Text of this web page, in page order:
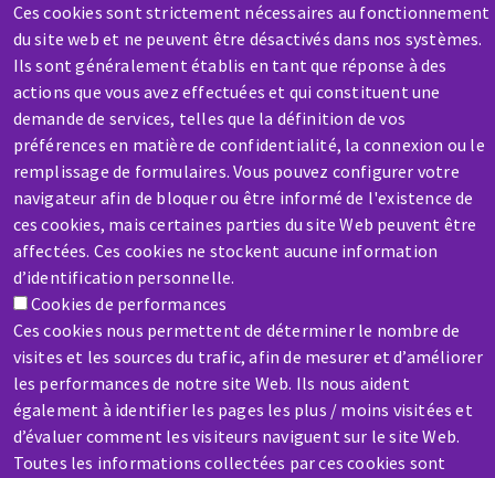
Ces cookies sont strictement nécessaires au fonctionnement
du site web et ne peuvent être désactivés dans nos systèmes.
Ils sont généralement établis en tant que réponse à des
actions que vous avez effectuées et qui constituent une
demande de services, telles que la définition de vos
préférences en matière de confidentialité, la connexion ou le
remplissage de formulaires. Vous pouvez configurer votre
navigateur afin de bloquer ou être informé de l'existence de
ces cookies, mais certaines parties du site Web peuvent être
affectées. Ces cookies ne stockent aucune information
d’identification personnelle.
Cookies de performances
Ces cookies nous permettent de déterminer le nombre de
visites et les sources du trafic, afin de mesurer et d’améliorer
les performances de notre site Web. Ils nous aident
également à identifier les pages les plus / moins visitées et
d’évaluer comment les visiteurs naviguent sur le site Web.
Toutes les informations collectées par ces cookies sont
AIDE & CONTACT
Une question ? Un renseignement ?
Contactez-nous
SAV / RÉPARATION
Une machine cassée ? En panne ?
Contactez-nous